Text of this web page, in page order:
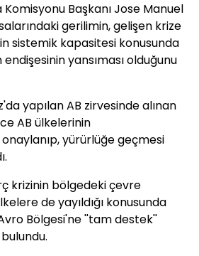
Başkanı Jose Manuel
gerilimin, gelişen krize
sistemik kapasitesi konusunda
endişesinin yansıması olduğunu
yapılan AB zirvesinde alınan
AB ülkelerinin
yürürlüğe geçmesi
krizinin bölgedeki çevre
de yayıldığı konusunda
Bölgesi'ne ''tam destek''